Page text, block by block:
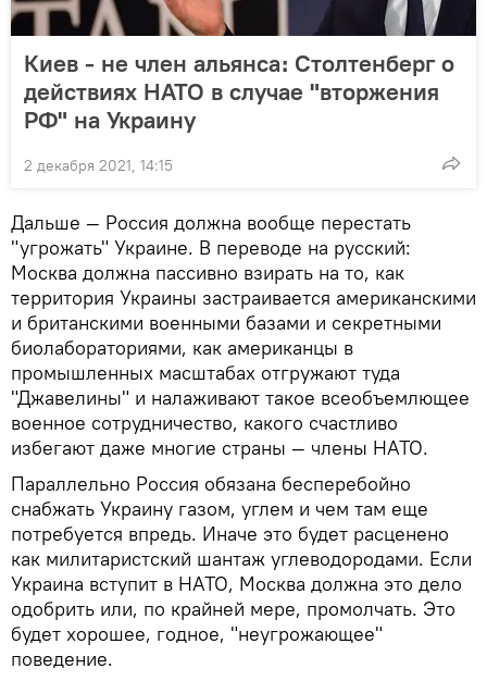
Киев - не член альянса։ Столтенберг о
действиях НАТО в случае "вторжения
РФ" на Украину
2 декабря 2021, 14:15
Дальше — Россия должна вообще перестать
"угрожать" Украине. В переводе на русский:
Москва должна пассивно взирать на то, как
территория Украины застраивается американскими
и британскими военными базами и секретными
биолабораториями, как американцы в
промышленных масштабах отгружают туда
"Джавелины" и налаживают такое всеобъемлющее
военное сотрудничество, какого счастливо
избегают даже многие страны — члены НАТО.
Параллельно Россия обязана бесперебойно
снабжать Украину газом, углем и чем там еще
потребуется впредь. Иначе это будет расценено
как милитаристский шантаж углеводородами. Если
Украина вступит в НАТО, Москва должна это дело
одобрить или, по крайней мере, промолчать. Это
будет хорошее, годное, "неугрожающее"
поведение.